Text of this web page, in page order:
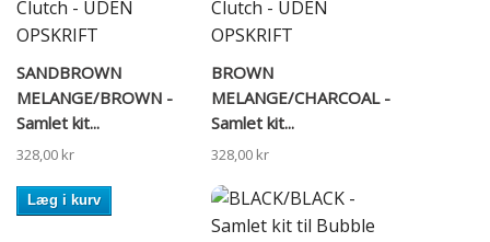
SANDBROWN
MELANGE/BROWN -
Samlet kit...
328,00 kr
Læg i kurv
BROWN
MELANGE/CHARCOAL -
Samlet kit...
328,00 kr